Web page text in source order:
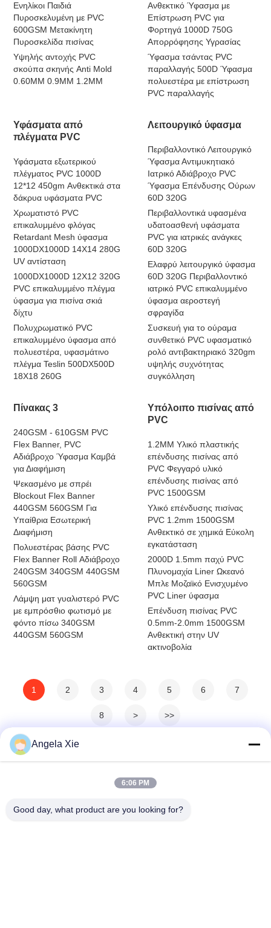
Ενηλίκοι Παιδιά
Πυροσκελυμένη με PVC
600GSM Μετακίνητη
Πυροσκελίδα πισίνας
Υψηλής αντοχής PVC
σκούπα σκηνής Anti Mold
0.60MM 0.9MM 1.2MM
Ανθεκτικό Ύφασμα με
Επίστρωση PVC για
Φορτηγά 1000D 750G
Απορρόφησης Υγρασίας
Ύφασμα τσάντας PVC
παραλλαγής 500D Ύφασμα
πολυεστέρα με επίστρωση
PVC παραλλαγής
Υφάσματα από
πλέγματα PVC
Υφάσματα εξωτερικού
πλέγματος PVC 1000D
12*12 450gm Ανθεκτικά στα
δάκρυα υφάσματα PVC
Χρωματιστό PVC
επικαλυμμένο φλόγας
Retardant Mesh ύφασμα
1000DX1000D 14X14 280G
UV αντίσταση
1000DX1000D 12X12 320G
PVC επικαλυμμένο πλέγμα
ύφασμα για πισίνα σκιά
δίχτυ
Πολυχρωματικό PVC
επικαλυμμένο ύφασμα από
πολυεστέρα, υφασμάτινο
πλέγμα Teslin 500DX500D
18X18 260G
Λειτουργικό ύφασμα
Περιβαλλοντικό Λειτουργικό
Ύφασμα Αντιμυκητιακό
Ιατρικό Αδιάβροχο PVC
Ύφασμα Επένδυσης Ούρων
60D 320G
Περιβαλλοντικά υφασμένα
υδατοασθενή υφάσματα
PVC για ιατρικές ανάγκες
60D 320G
Ελαφρύ λειτουργικό ύφασμα
60D 320G Περιβαλλοντικό
ιατρικό PVC επικαλυμμένο
ύφασμα αεροστεγή
σφραγίδα
Συσκευή για το ούραμα
συνθετικό PVC υφασματικό
ρολό αντιβακτηριακό 320gm
υψηλής συχνότητας
συγκόλληση
Πίνακας 3
240GSM - 610GSM PVC
Flex Banner, PVC
Αδιάβροχο Ύφασμα Καμβά
για Διαφήμιση
Ψεκασμένο με σπρέι
Blockout Flex Banner
440GSM 560GSM Για
Υπαίθρια Εσωτερική
Διαφήμιση
Πολυεστέρας βάσης PVC
Flex Banner Roll Αδιάβροχο
240GSM 340GSM 440GSM
560GSM
Λάμψη ματ γυαλιστερό PVC
με εμπρόσθιο φωτισμό με
φόντο πίσω 340GSM
440GSM 560GSM
Υπόλοιπο πισίνας από
PVC
1.2MM Υλικό πλαστικής
επένδυσης πισίνας από
PVC Φεγγαρό υλικό
επένδυσης πισίνας από
PVC 1500GSM
Υλικό επένδυσης πισίνας
PVC 1.2mm 1500GSM
Ανθεκτικό σε χημικά Εύκολη
εγκατάσταση
2000D 1.5mm παχύ PVC
Πλυνομαχία Liner Ωκεανό
Μπλε Μοζαϊκό Ενισχυμένο
PVC Liner ύφασμα
Επένδυση πισίνας PVC
0.5mm-2.0mm 1500GSM
Ανθεκτική στην UV
ακτινοβολία
1 2 3 4 5 6 7
8 > >>
Angela Xie
6:06 PM
Good day, what product are you looking for?